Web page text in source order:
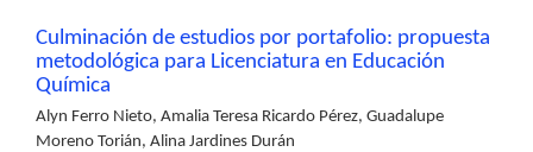
Culminación de estudios por portafolio: propuesta
metodológica para Licenciatura en Educación
Química
Alyn Ferro Nieto, Amalia Teresa Ricardo Pérez, Guadalupe
Moreno Torián, Alina Jardines Durán